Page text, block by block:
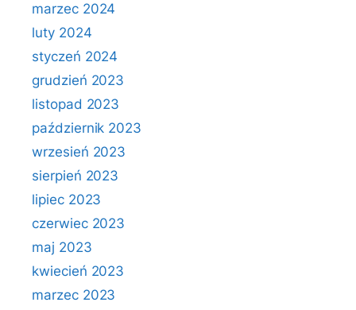
marzec 2024
luty 2024
styczeń 2024
grudzień 2023
listopad 2023
październik 2023
wrzesień 2023
sierpień 2023
lipiec 2023
czerwiec 2023
maj 2023
kwiecień 2023
marzec 2023